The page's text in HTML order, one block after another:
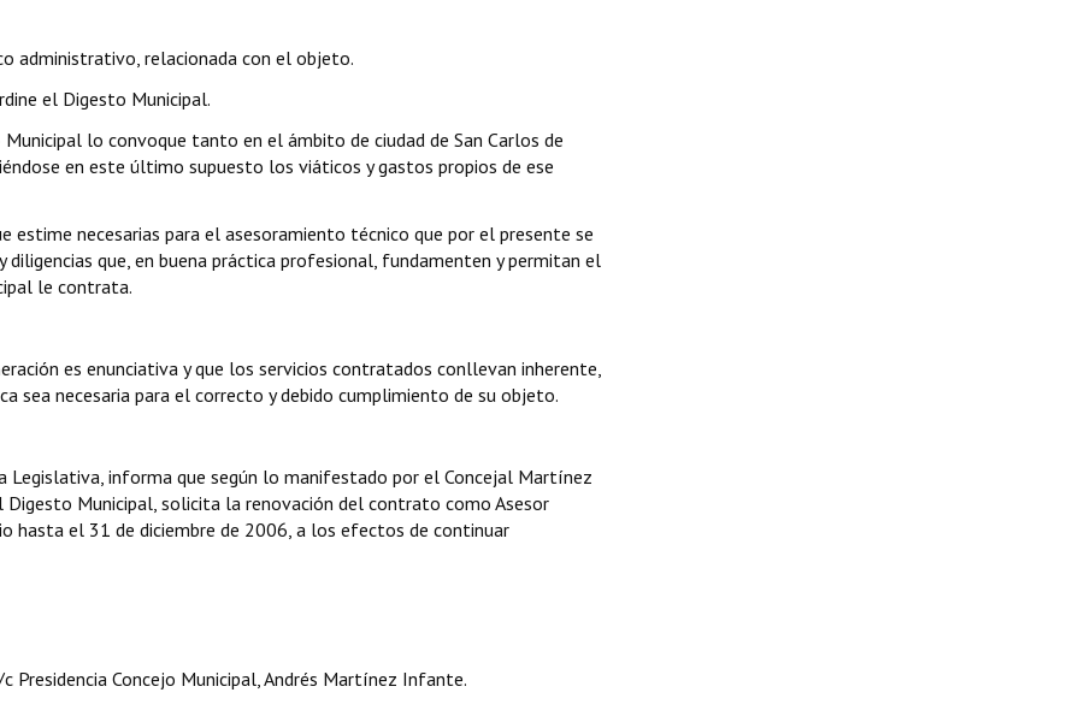
administrativo, relacionada con el objeto.
el Digesto Municipal.
lo convoque tanto en el ámbito de ciudad de San Carlos de
en este último supuesto los viáticos y gastos propios de ese
estime necesarias para el asesoramiento técnico que por el presente se
que, en buena práctica profesional, fundamenten y permitan el
le contrata.
es enunciativa y que los servicios contratados conllevan inherente,
sea necesaria para el correcto y debido cumplimiento de su objeto.
informa que según lo manifestado por el Concejal Martínez
Municipal, solicita la renovación del contrato como Asesor
hasta el 31 de diciembre de 2006, a los efectos de continuar
Presidencia Concejo Municipal, Andrés Martínez Infante.